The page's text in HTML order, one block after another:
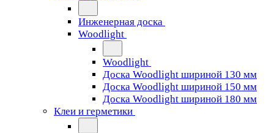
Инженерная доска
Woodlight
Woodlight
Доска Woodlight шириной 130 мм
Доска Woodlight шириной 150 мм
Доска Woodlight шириной 180 мм
Клеи и герметики